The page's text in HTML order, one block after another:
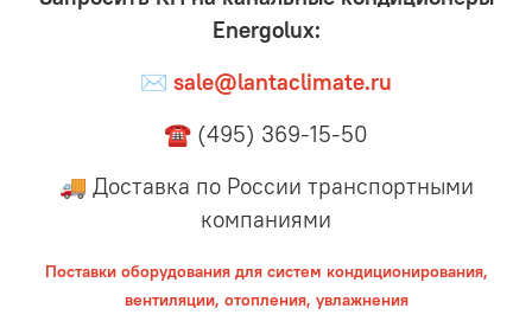
Energolux:
✉ sale@lantaclimate.ru
☎ (495) 369-15-50
🚚 Доставка по России транспортными
компаниями
Поставки оборудования для систем кондиционирования,
вентиляции, отопления, увлажнения